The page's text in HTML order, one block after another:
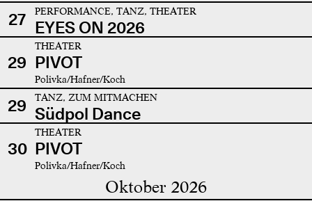
27 PERFORMANCE, TANZ, THEATER
EYES ON 2026
29
THEATER
PIVOT
Polivka/Hafner/Koch
29 TANZ, ZUM MITMACHEN
Südpol Dance
30
THEATER
PIVOT
Polivka/Hafner/Koch
Oktober 2026